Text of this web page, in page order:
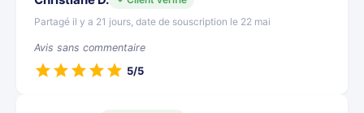
Partagé il y a 21 jours, date de souscription le 22 mai
Avis sans commentaire
5/5